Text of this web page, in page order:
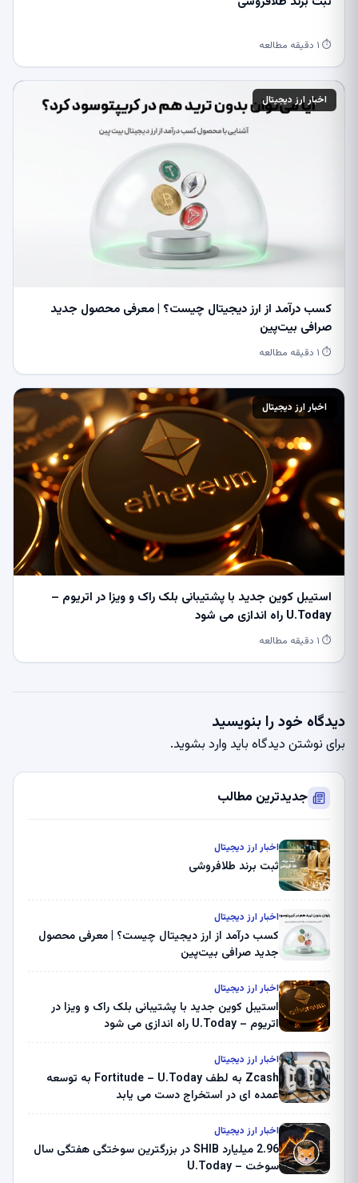
⏱ ۱ دقیقه مطالعه
اخبار ارز دیجیتال
کسب درآمد از ارز دیجیتال چیست؟ | معرفی محصول جدید
صرافی بیت‌پین
⏱ ۱ دقیقه مطالعه
اخبار ارز دیجیتال
استیبل کوین جدید با پشتیبانی بلک راک و ویزا در اتریوم –
U.Today راه اندازی می شود
⏱ ۱ دقیقه مطالعه
دیدگاه خود را بنویسید
برای نوشتن دیدگاه باید وارد بشوید.
جدیدترین مطالب
اخبار ارز دیجیتال
ثبت برند طلافروشی
اخبار ارز دیجیتال
کسب درآمد از ارز دیجیتال چیست؟ | معرفی محصول
جدید صرافی بیت‌پین
اخبار ارز دیجیتال
استیبل کوین جدید با پشتیبانی بلک راک و ویزا در
اتریوم – U.Today راه اندازی می شود
اخبار ارز دیجیتال
Zcash به لطف Fortitude – U.Today به توسعه
عمده ای در استخراج دست می یابد
اخبار ارز دیجیتال
2.96 میلیارد SHIB در بزرگترین سوختگی هفتگی سال
سوخت – U.Today